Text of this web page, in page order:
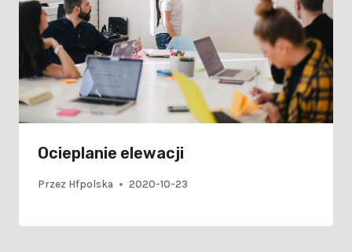
Ocieplanie elewacji
Przez Hfpolska 2020-10-23